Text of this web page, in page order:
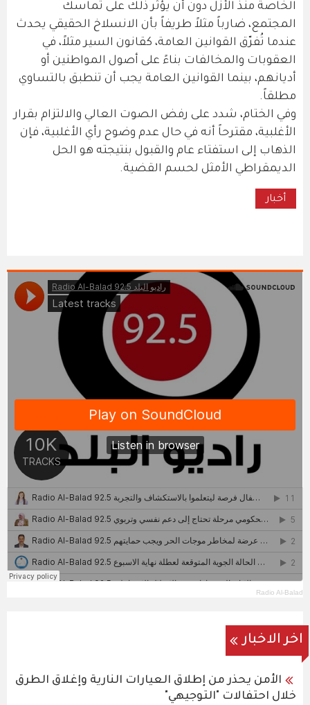
الخاصة منذ الأزل دون أن يؤثر ذلك على تماسك
المجتمع، ضارباً مثلاً طريفاً بأن الانسلاخ الحقيقي يحدث
عندما تُفرّق القوانين العامة، كقانون السير مثلاً، في
العقوبات والمخالفات بناءً على أصول المواطنين أو
أديانهم، بينما القوانين العامة يجب أن تنطبق بالتساوي
مطلقاً.
وفي الختام، شدد على رفض الصوت العالي والالتزام بقرار
الأغلبية، مقترحاً أنه في حال عدم وضوح رأي الأغلبية، فإن
الذهاب إلى استفتاء عام والقبول بنتيجته هو الحل
الديمقراطي الأمثل لحسم القضية.
أخبار
Radio Al-Balad
اخر الاخبار
الأمن يحذر من إطلاق العيارات النارية وإغلاق الطرق
خلال احتفالات "التوجيهي"